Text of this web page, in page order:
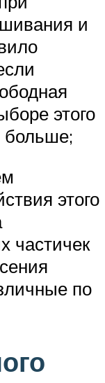
и
этого
больше;
этого
частичек
по